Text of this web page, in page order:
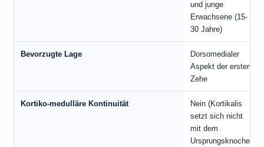
und junge
Erwachsene (15-
30 Jahre)
Bevorzugte Lage
Dorsomedialer
Aspekt der ersten
Zehe
Kortiko-medulläre Kontinuität
Nein (Kortikalis
setzt sich nicht
mit dem
Ursprungsknochen